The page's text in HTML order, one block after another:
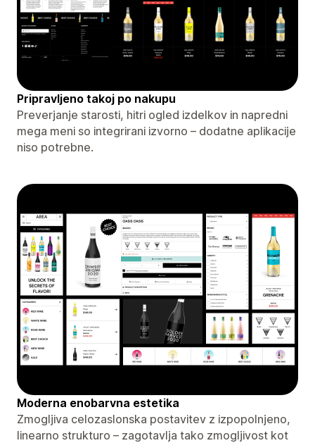
Pripravljeno takoj po nakupu
Preverjanje starosti, hitri ogled izdelkov in napredni
mega meni so integrirani izvorno – dodatne aplikacije
niso potrebne.
Moderna enobarvna estetika
Zmogljiva celozaslonska postavitev z izpopolnjeno,
linearno strukturo – zagotavlja tako zmogljivost kot